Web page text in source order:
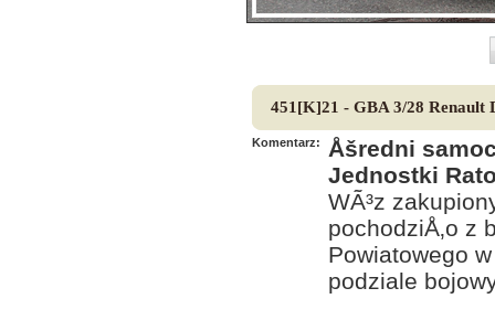
451[K]21 - GBA 3/28 Renault
Komentarz:
Åšredni
Jednostki
WÃ³z
pochodziÅ‚o z
Powiatowego
podziale